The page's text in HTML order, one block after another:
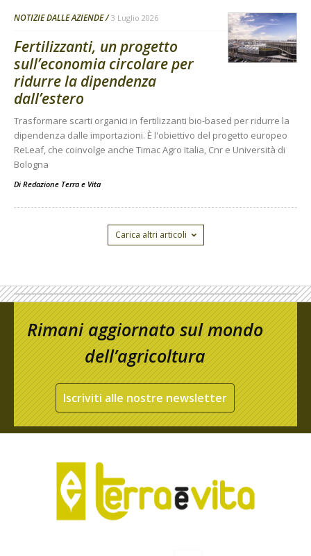
NOTIZIE DALLE AZIENDE 3 Luglio 2026
Fertilizzanti, un progetto
sull’economia circolare per
ridurre la dipendenza
dall’estero
Trasformare scarti organici in fertilizzanti bio-based per ridurre la
dipendenza dalle importazioni. È l'obiettivo del progetto europeo
ReLeaf, che coinvolge anche Timac Agro Italia, Cnr e Università di
Bologna
Di Redazione Terra e Vita
Carica altri articoli
Rimani aggiornato sul mondo
dell’agricoltura
Iscriviti alle nostre newsletter